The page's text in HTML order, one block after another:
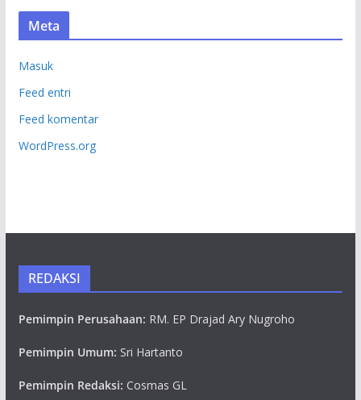
Meta
Masuk
Feed entri
Feed komentar
WordPress.org
REDAKSI
Pemimpin Perusahaan: RM. EP Drajad Ary Nugroho
Pemimpin Umum: Sri Hartanto
Pemimpin Redaksi: Cosmas GL